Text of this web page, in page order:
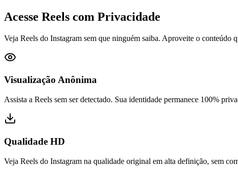
Acesse Reels com Privacidade
Veja Reels do Instagram sem que ninguém saiba. Aproveite o conteúdo
Visualização Anônima
Assista a Reels sem ser detectado. Sua identidade permanece 100%
Qualidade HD
Veja Reels do Instagram na qualidade original em alta definição, sem